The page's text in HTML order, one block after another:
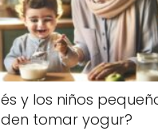
y los niños
tomar yogur?